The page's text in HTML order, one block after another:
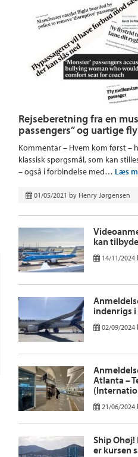
Rejseberetning fra en
passengers” og uartige
Kommentar – Hvem kom først –
klassisk spørgsmål, som kan
– også i forbindelse med… Læs
01/05/2021 by Henry Jørgensen
kan
14/11/2024
indenrigs i
02/09/2024
Atlanta –
21/06/2024
Ship
er kursen